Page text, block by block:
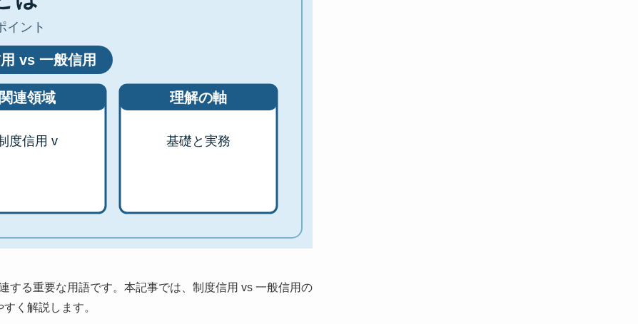
する重要な用語です。本記事では、制度信用 vs 一般信用の
く解説します。